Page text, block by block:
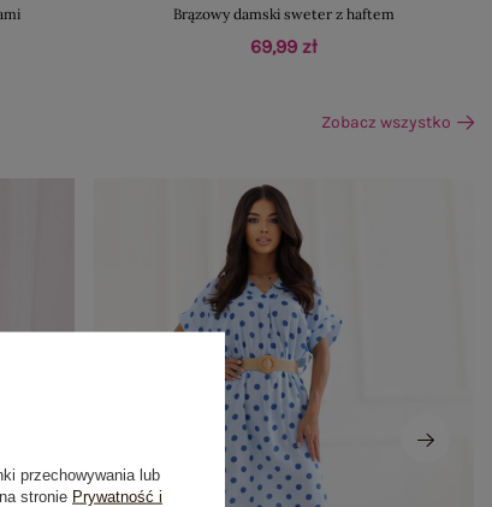
Brązowy damski sweter z haftem
69,99 zł
Zobacz wszystko
przechowywania lub
stronie Prywatność i